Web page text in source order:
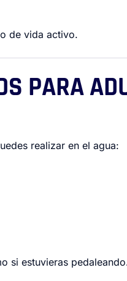
de vida activo.
PARA
realizar en el agua:
si estuvieras